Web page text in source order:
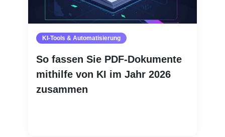
KI-Tools & Automatisierung
So fassen Sie PDF-Dokumente
mithilfe von KI im Jahr 2026
zusammen